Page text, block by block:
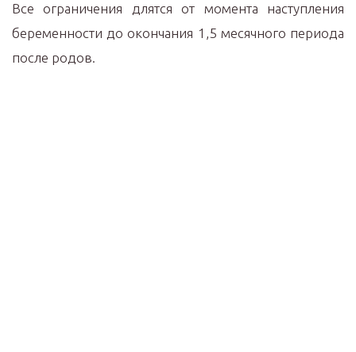
Все ограничения длятся от момента наступления
беременности до окончания 1,5 месячного периода
после родов.